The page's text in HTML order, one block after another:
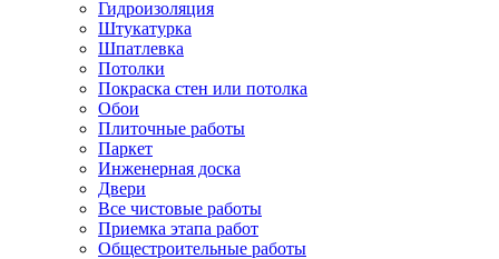
Гидроизоляция
Штукатурка
Шпатлевка
Потолки
Покраска стен или потолка
Обои
Плиточные работы
Паркет
Инженерная доска
Двери
Все чистовые работы
Приемка этапа работ
Общестроительные работы